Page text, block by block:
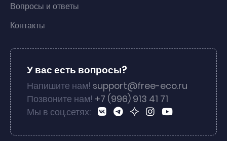
Вопросы и ответы
Контакты
У вас есть вопросы?
Напишите нам! support@free-eco.ru
Позвоните нам! +7 (996) 913 41 71
Мы в соц.сетях: